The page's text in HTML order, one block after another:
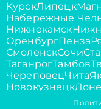
КурскЛипецк
Набережные
Нижнекамск
ОренбургПенза
СмоленскСочи
ТаганрогТамбов
ЧереповецЧита
Новокузнецк